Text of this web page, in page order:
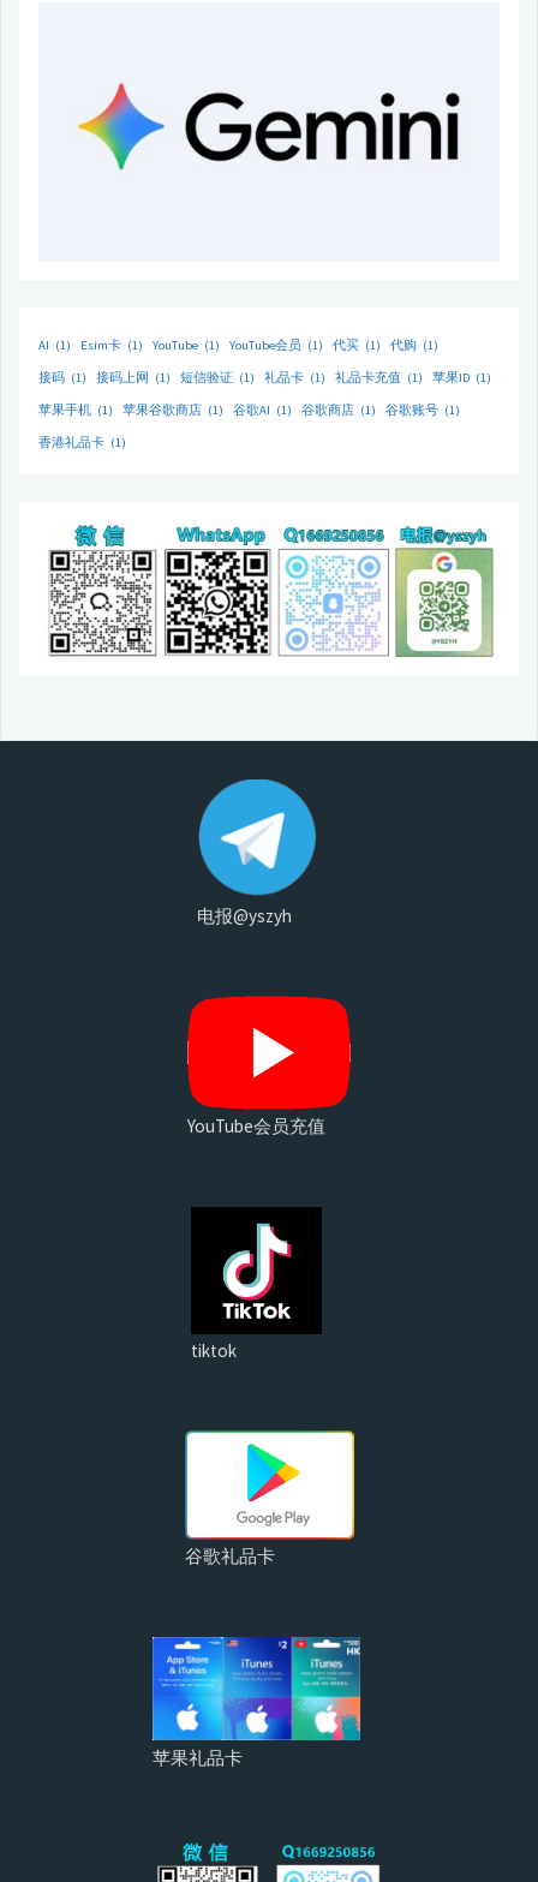
AI (1) Esim卡 (1) YouTube (1) YouTube会员 (1) 代买 (1) 代购 (1)
接码 (1) 接码上网 (1) 短信验证 (1) 礼品卡 (1) 礼品卡充值 (1) 苹果ID (1)
苹果手机 (1) 苹果谷歌商店 (1) 谷歌AI (1) 谷歌商店 (1) 谷歌账号 (1)
香港礼品卡 (1)
电报@yszyh
YouTube会员充值
tiktok
谷歌礼品卡
苹果礼品卡